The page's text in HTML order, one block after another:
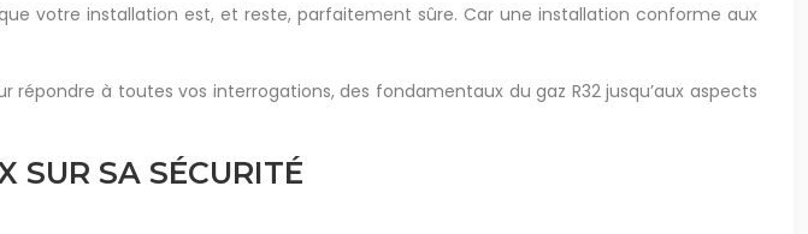
votre installation est, et reste, parfaitement sûre. Car une installation conforme aux
à toutes vos interrogations, des fondamentaux du gaz R32 jusqu’aux aspects
SUR SA SÉCURITÉ